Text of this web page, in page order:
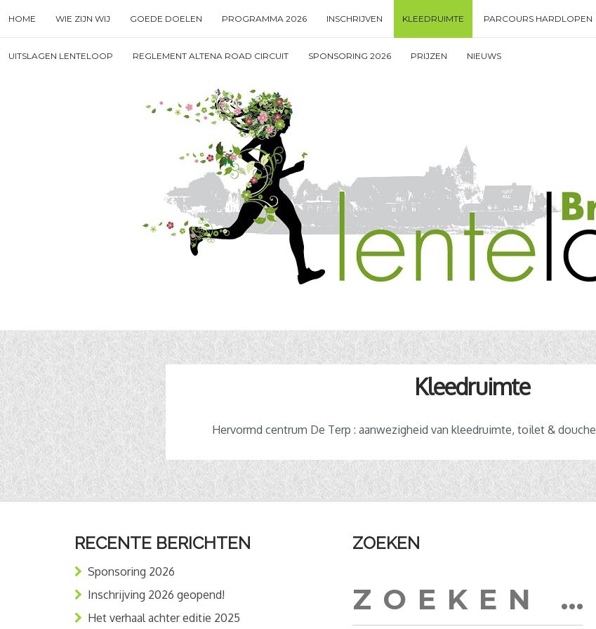
to
content
HOME WIE ZIJN WIJ GOEDE DOELEN PROGRAMMA 2026 INSCHRIJVEN KLEEDRUIMTE PARCOURS HARDLOPEN
UITSLAGEN LENTELOOP REGLEMENT ALTENA ROAD CIRCUIT SPONSORING 2026 PRIJZEN NIEUWS
for
enter
Kleedruimte
Hervormd centrum De Terp : aanwezigheid van kleedruimte, toilet & douche
RECENTE BERICHTEN
Sponsoring 2026
Inschrijving 2026 geopend!
Het verhaal achter editie 2025
ZOEKEN